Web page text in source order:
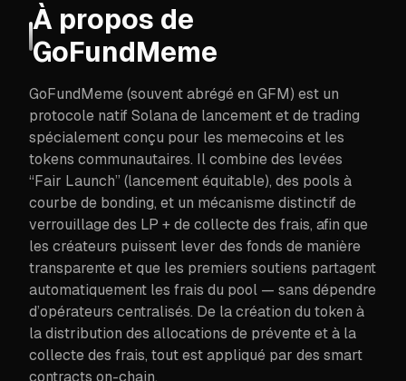
À propos de
GoFundMeme
GoFundMeme (souvent abrégé en GFM) est un
protocole natif Solana de lancement et de trading
spécialement conçu pour les memecoins et les
tokens communautaires. Il combine des levées
“Fair Launch” (lancement équitable), des pools à
courbe de bonding, et un mécanisme distinctif de
verrouillage des LP + de collecte des frais, afin que
les créateurs puissent lever des fonds de manière
transparente et que les premiers soutiens partagent
automatiquement les frais du pool — sans dépendre
d’opérateurs centralisés. De la création du token à
la distribution des allocations de prévente et à la
collecte des frais, tout est appliqué par des smart
contracts on-chain.